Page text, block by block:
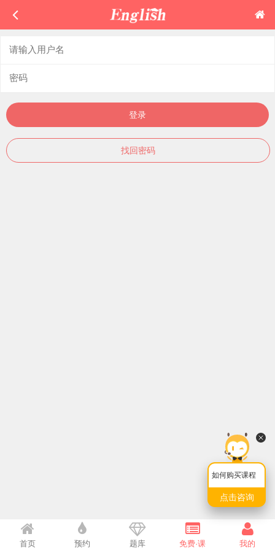
登录
找回密码
如何购买课程
点击咨询
首页 预约 题库 免费·课 我的